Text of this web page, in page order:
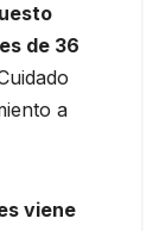
de 36
a
viene